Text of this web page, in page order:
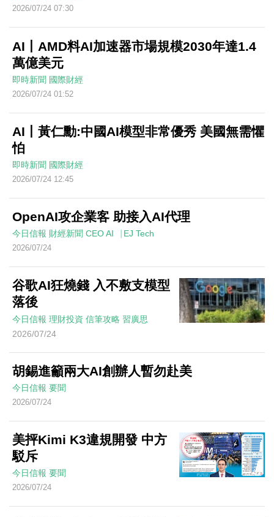
2026/07/24 07:30
AI丨AMD料AI加速器市場規模2030年達1.4
萬億美元
即時新聞 國際財經
2026/07/24 01:52
AI丨黃仁勳:中國AI模型非常優秀 美國無需懼
怕
即時新聞 國際財經
2026/07/24 12:45
OpenAI攻企業客 助接入AI代理
今日信報 財經新聞 CEO AI⎹ EJ Tech
2026/07/24
谷歌AI狂燒錢 入不敷支模型
落後
今日信報 理財投資 信筆攻略 習廣思
2026/07/24
胡錫進籲兩大AI創辦人暫勿赴美
今日信報 要聞
2026/07/24
美抨Kimi K3違規開發 中方
駁斥
今日信報 要聞
2026/07/24